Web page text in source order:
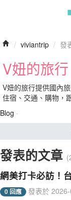
/ viviantrip / 發
V妞的旅行
V妞的旅行提供國內
住宿、交通、購物，
Blog ·
發表的文章
網美打卡必訪！
0 回應 發表於